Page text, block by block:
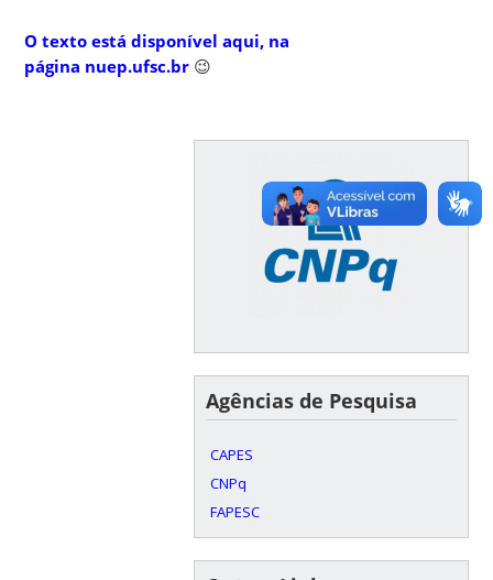
O texto está disponível aqui, na
página nuep.ufsc.br 😉
Agências de Pesquisa
CAPES
CNPq
FAPESC